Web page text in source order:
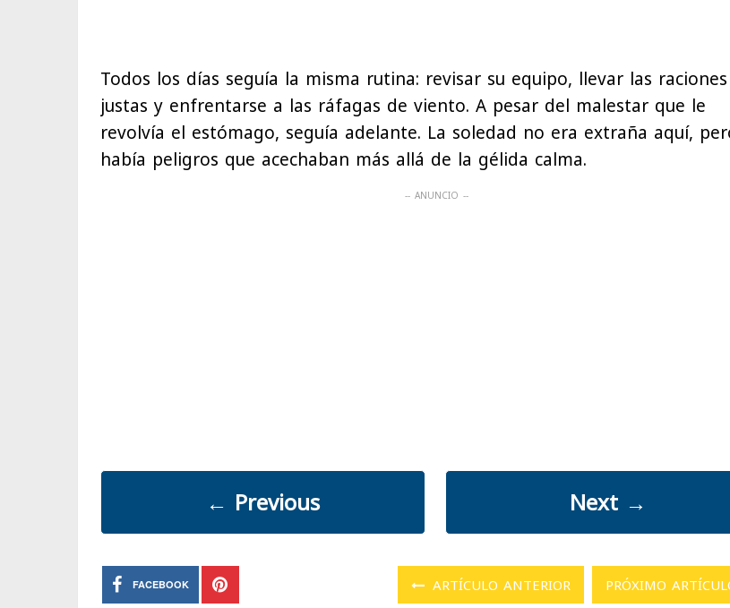
Todos los días seguía la misma rutina: revisar su equipo, llevar las raciones
justas y enfrentarse a las ráfagas de viento. A pesar del malestar que le
revolvía el estómago, seguía adelante. La soledad no era extraña aquí,
había peligros que acechaban más allá de la gélida calma.
← Previous Next→
FACEBOOK ARTÍCULO ANTERIOR PRÓXIMO